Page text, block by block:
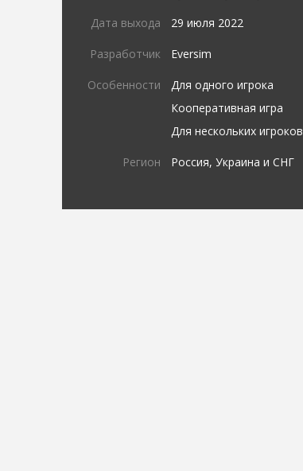
Дата выхода 29 июля 2022
Разработчик Eversim
Особенности
Для одного игрока
Кооперативная игра
Для нескольких игроков
Регион Россия, Украина и СНГ